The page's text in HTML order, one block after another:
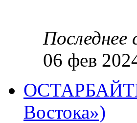
Последнее
06 фев
Востока»)